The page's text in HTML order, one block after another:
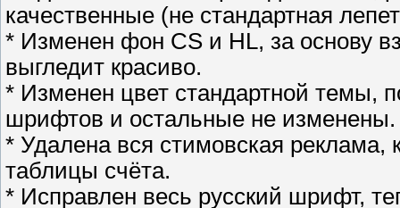
качественные (не стандартная
* Изменен фон CS и HL, за основу
выгледит красиво.
* Изменен цвет стандартной темы,
шрифтов и остальные не изменены.
* Удалена вся стимовская реклама,
таблицы счёта.
* Исправлен весь русский шрифт,